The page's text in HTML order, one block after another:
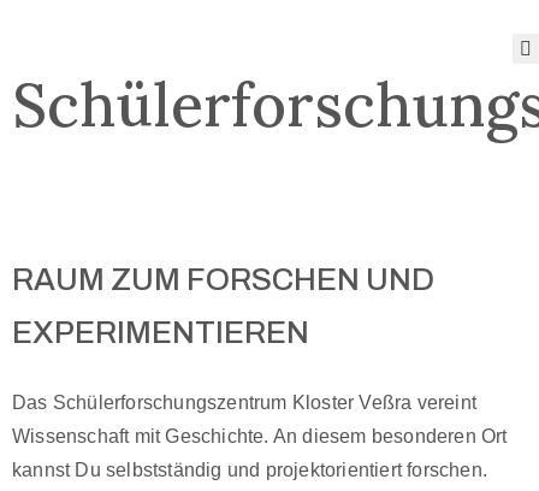
Das
Museum
Sonderausstellungen
Blog
und Preise
RAUM ZUM FORSCHEN UND
EXPERIMENTIEREN
Das Schülerforschungszentrum Kloster Veßra vereint
Wissenschaft mit Geschichte. An diesem besonderen Ort
kannst Du selbstständig und projektorientiert forschen.